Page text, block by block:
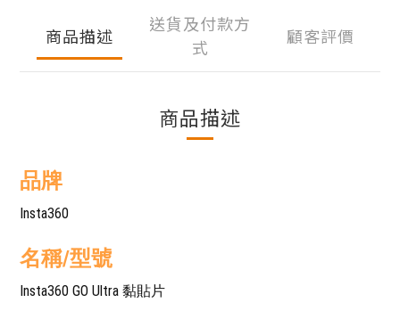
商品描述
送貨及付款方
式
顧客評價
商品描述
品牌
Insta360
名稱/型號
Insta360 GO Ultra 黏貼片